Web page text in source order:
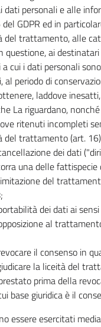
dati personali e alle
del GDPR ed in
del trattamento, alle
questione, ai
cui i dati personali
al periodo di
laddove
La riguardano,
ritenuti incompleti
del trattamento (art.
dei dati
una delle fattispecie
del
dei dati ai sensi
al
il consenso in
la liceità del
prima della
base giuridica è il
essere esercitati